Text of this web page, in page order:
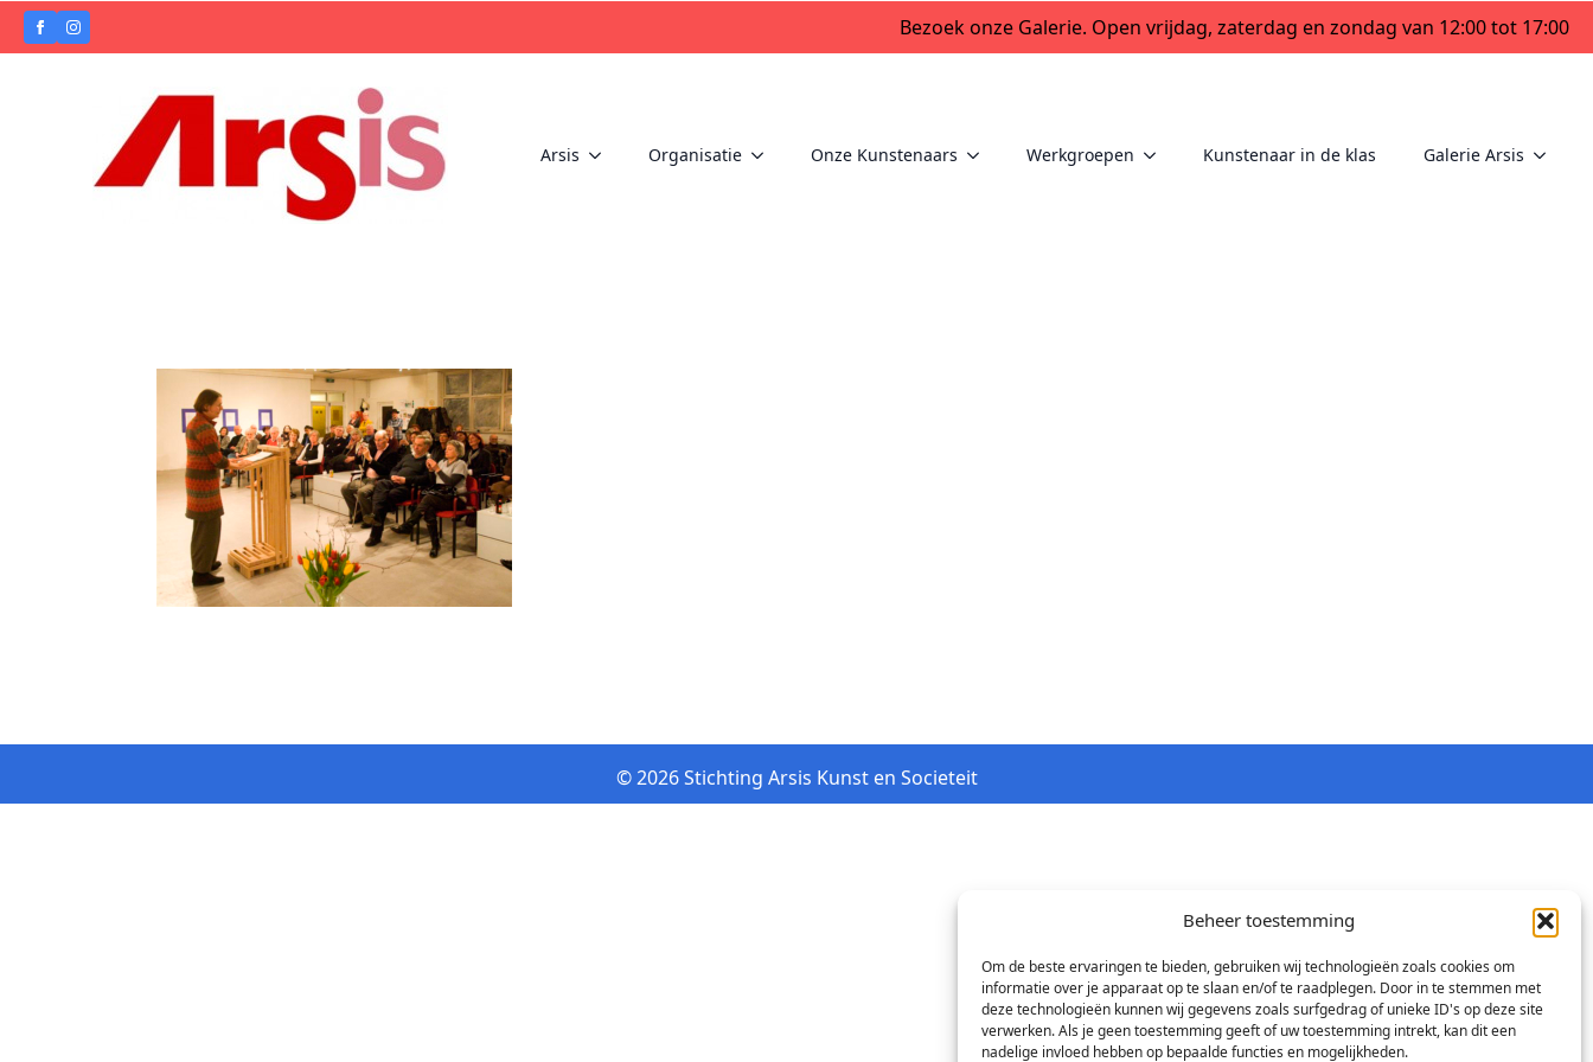
Beheer toestemming
Om de beste ervaringen te bieden, gebruiken wij technologieën zoals cookies om
informatie over je apparaat op te slaan en/of te raadplegen. Door in te stemmen met
deze technologieën kunnen wij gegevens zoals surfgedrag of unieke ID's op deze site
verwerken. Als je geen toestemming geeft of uw toestemming intrekt, kan dit een
nadelige invloed hebben op bepaalde functies en mogelijkheden.
Bezoek onze Galerie. Open vrijdag, zaterdag en zondag van 12:00 tot 17:00
Arsis Organisatie Onze Kunstenaars Werkgroepen Kunstenaar in de klas Galerie Arsis
© 2026 Stichting Arsis Kunst en Societeit